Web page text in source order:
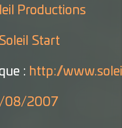
Productions
Start
: http://
08/2007